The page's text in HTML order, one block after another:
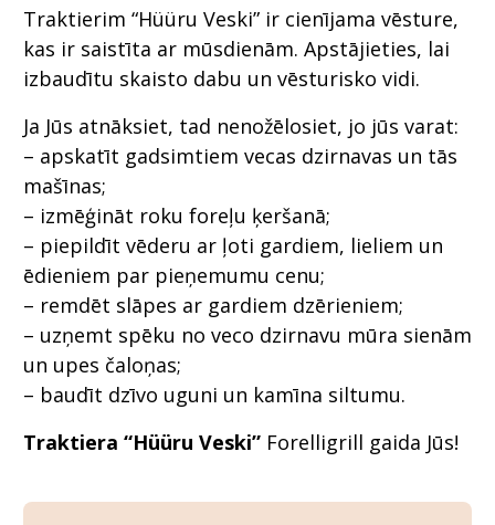
Traktierim “Hüüru Veski” ir cienījama vēsture,
kas ir saistīta ar mūsdienām. Apstājieties, lai
izbaudītu skaisto dabu un vēsturisko vidi.
Ja Jūs atnāksiet, tad nenožēlosiet, jo jūs varat:
– apskatīt gadsimtiem vecas dzirnavas un tās
mašīnas;
– izmēģināt roku foreļu ķeršanā;
– piepildīt vēderu ar ļoti gardiem, lieliem un
ēdieniem par pieņemumu cenu;
– remdēt slāpes ar gardiem dzērieniem;
– uzņemt spēku no veco dzirnavu mūra sienām
un upes čaloņas;
– baudīt dzīvo uguni un kamīna siltumu.
Traktiera “Hüüru Veski” Forelligrill gaida Jūs!